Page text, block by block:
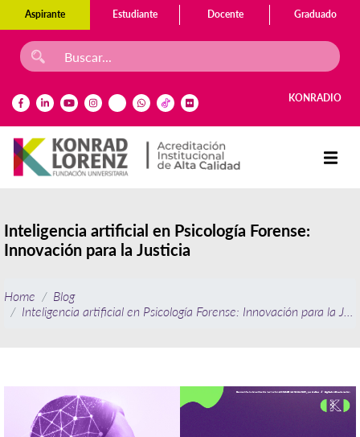
Aspirante Estudiante Docente Graduado
KONRADIO
Inteligencia artificial en Psicología Forense:
Innovación para la Justicia
Home
Blog
Inteligencia artificial en Psicología Forense: Innovación para la